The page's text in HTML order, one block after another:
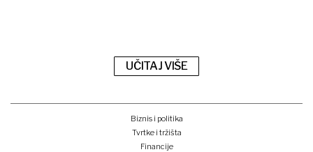
UČITAJ VIŠE
Biznis i politika
Tvrtke i tržišta
Financije